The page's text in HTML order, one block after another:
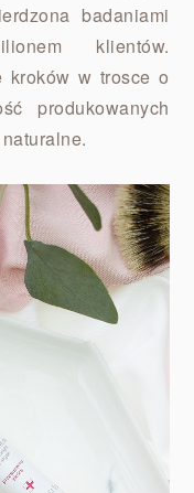
badaniami
klientów.
kroków w trosce o
produkowanych